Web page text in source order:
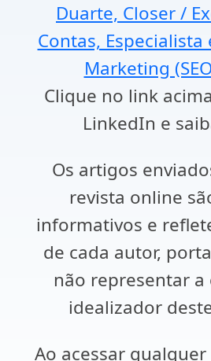
Duarte, Closer /
Contas, Especialista
Marketing
Clique no link
LinkedIn e
Os artigos
revista online
informativos e
de cada autor,
não representar
idealizador
Ao acessar